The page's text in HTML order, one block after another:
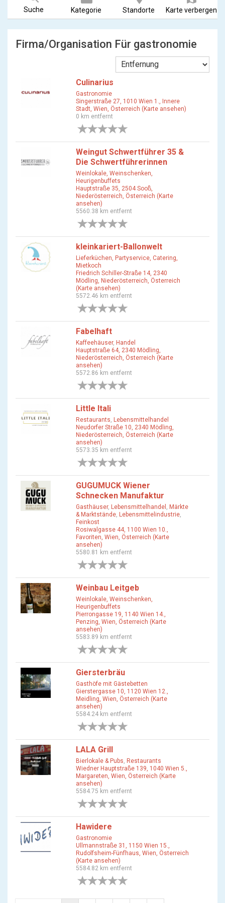
Suche Kategorie Standorte Karte verbergen
Firma/Organisation Für gastronomie
Culinarius
Gastronomie
Singerstraße 27, 1010 Wien 1., Innere
Stadt, Wien, Österreich (Karte ansehen)
0 km entfernt
Weingut Schwertführer 35 &
Die Schwertführerinnen
Weinlokale, Weinschenken,
Heurigenbuffets
Hauptstraße 35, 2504 Sooß,
Niederösterreich, Österreich (Karte
ansehen)
5560.38 km entfernt
kleinkariert-Ballonwelt
Lieferküchen, Partyservice, Catering,
Mietkoch
Friedrich Schiller-Straße 14, 2340
Mödling, Niederösterreich, Österreich
(Karte ansehen)
5572.46 km entfernt
Fabelhaft
Kaffeehäuser, Handel
Hauptstraße 64, 2340 Mödling,
Niederösterreich, Österreich (Karte
ansehen)
5572.86 km entfernt
Little Itali
Restaurants, Lebensmittelhandel
Neudorfer Straße 10, 2340 Mödling,
Niederösterreich, Österreich (Karte
ansehen)
5573.35 km entfernt
GUGUMUCK Wiener
Schnecken Manufaktur
Gasthäuser, Lebensmittelhandel , Märkte
& Marktstände, Lebensmittelindustrie,
Feinkost
Rosiwalgasse 44, 1100 Wien 10.,
Favoriten, Wien, Österreich (Karte
ansehen)
5580.81 km entfernt
Weinbau Leitgeb
Weinlokale, Weinschenken,
Heurigenbuffets
Pierrongasse 19, 1140 Wien 14.,
Penzing, Wien, Österreich (Karte
ansehen)
5583.89 km entfernt
Giersterbräu
Gasthöfe mit Gästebetten
Gierstergasse 10, 1120 Wien 12.,
Meidling, Wien, Österreich (Karte
ansehen)
5584.24 km entfernt
LALA Grill
Bierlokale & Pubs, Restaurants
Wiedner Hauptstraße 139, 1040 Wien 5.,
Margareten, Wien, Österreich (Karte
ansehen)
5584.75 km entfernt
Hawidere
Gastronomie
Ullmannstraße 31, 1150 Wien 15.,
Rudolfsheim-Fünfhaus, Wien, Österreich
(Karte ansehen)
5584.82 km entfernt